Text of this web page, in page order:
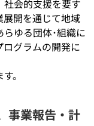
会的支援を要す
開を通じて地域
ゆる団体･組織に
グラムの開発に
。
事業報告・計